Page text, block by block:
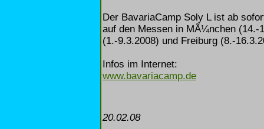
Der BavariaCamp Soly L ist ab
auf den Messen in MÃ¼nchen (14.-
(1.-9.3.2008) und Freiburg (8.-
Infos im Internet:
www.bavariacamp.de
20.02.08